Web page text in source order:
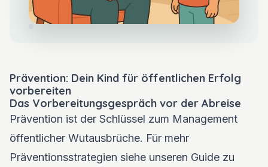
Prävention: Dein Kind für öffentlichen Erfolg
vorbereiten
Das Vorbereitungsgespräch vor der Abreise
Prävention ist der Schlüssel zum Management
öffentlicher Wutausbrüche. Für mehr
Präventionsstrategien siehe unseren Guide zu